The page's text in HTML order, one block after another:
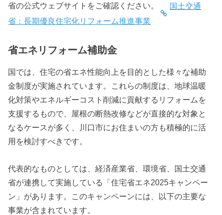
省の公式ウェブサイトをご確認ください。
国土交通
省：長期優良住宅化リフォーム推進事業
省エネリフォーム補助金
国では、住宅の省エネ性能向上を目的とした様々な補助
金制度が実施されています。これらの制度は、地球温暖
化対策やエネルギーコスト削減に貢献するリフォームを
支援するもので、屋根の断熱改修などが直接的な対象と
なるケースが多く、川口市にお住まいの方も積極的に活
用を検討すべきです。
代表的なものとしては、経済産業省、環境省、国土交通
省が連携して実施している「住宅省エネ2025キャンペー
ン」があります。このキャンペーンには、以下の主要な
事業が含まれています。